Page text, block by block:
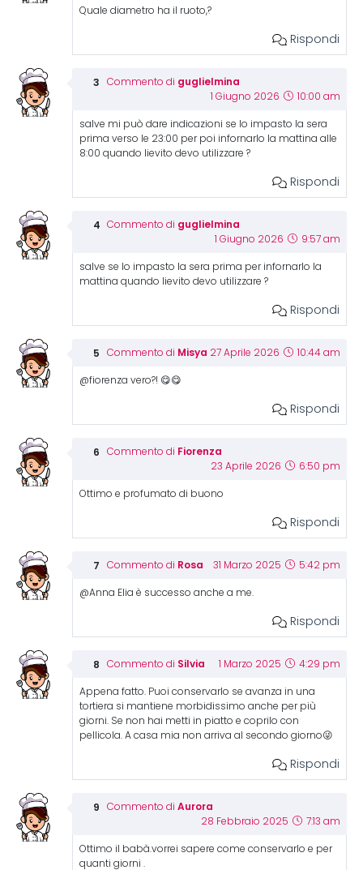
Quale diametro ha il ruoto,?
Rispondi
Commento di guglielmina
1 Giugno 2026 10:00 am
salve mi può dare indicazioni se lo impasto la sera
prima verso le 23:00 per poi infornarlo la mattina alle
8:00 quando lievito devo utilizzare ?
Rispondi
Commento di guglielmina
1 Giugno 2026 9:57 am
salve se lo impasto la sera prima per infornarlo la
mattina quando lievito devo utilizzare ?
Rispondi
Commento di Misya 27 Aprile 2026 10:44 am
@fiorenza vero?! 😋😋
Rispondi
Commento di Fiorenza
23 Aprile 2026 6:50 pm
Ottimo e profumato di buono
Rispondi
Commento di Rosa 31 Marzo 2025 5:42 pm
@Anna Elia è successo anche a me.
Rispondi
Commento di Silvia 1 Marzo 2025 4:29 pm
Appena fatto. Puoi conservarlo se avanza in una
tortiera si mantiene morbidissimo anche per più
giorni. Se non hai metti in piatto e coprilo con
pellicola. A casa mia non arriva al secondo giorno😜
Rispondi
Commento di Aurora
28 Febbraio 2025 7:13 am
Ottimo il babà.vorrei sapere come conservarlo e per
quanti giorni .